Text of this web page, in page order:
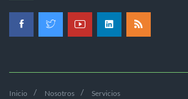
Inicio Nosotros Servicios